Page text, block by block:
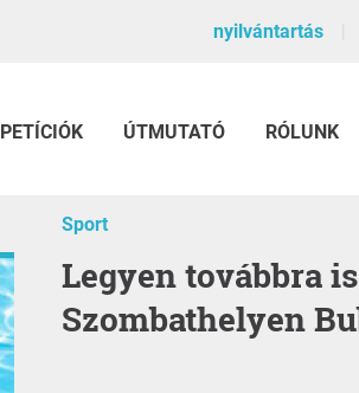
nyilvántartás
PETÍCIÓK ÚTMUTATÓ RÓLUNK
Sport
Legyen továbbra is
Szombathelyen